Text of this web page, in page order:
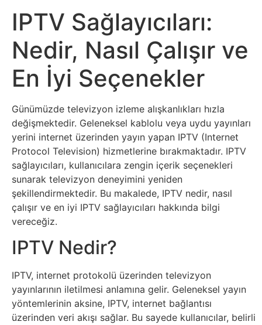
Çizgi
Film
Diğer
Sosyal
Medyalar
Din
Dokümanlar
Domain
Download
Devlet
Eğitim
IPTV Sağlayıcıları:
Nedir, Nasıl Çalışır ve
En İyi Seçenekler
Günümüzde televizyon izleme alışkanlıkları hızla
değişmektedir. Geleneksel kablolu veya uydu yayınları
yerini internet üzerinden yayın yapan IPTV (Internet
Protocol Television) hizmetlerine bırakmaktadır. IPTV
sağlayıcıları, kullanıcılara zengin içerik seçenekleri
sunarak televizyon deneyimini yeniden
şekillendirmektedir. Bu makalede, IPTV nedir, nasıl
çalışır ve en iyi IPTV sağlayıcıları hakkında bilgi
vereceğiz.
IPTV Nedir?
IPTV, internet protokolü üzerinden televizyon
yayınlarının iletilmesi anlamına gelir. Geleneksel yayın
yöntemlerinin aksine, IPTV, internet bağlantısı
üzerinden veri akışı sağlar. Bu sayede kullanıcılar, belirli